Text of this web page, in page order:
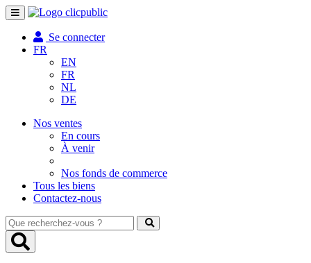
Toggle
navigation
Se connecter
FR
EN
FR
NL
DE
Nos ventes
En cours
À venir
Nos fonds de commerce
Tous les biens
Contactez-nous
Que
recherchez-
vous